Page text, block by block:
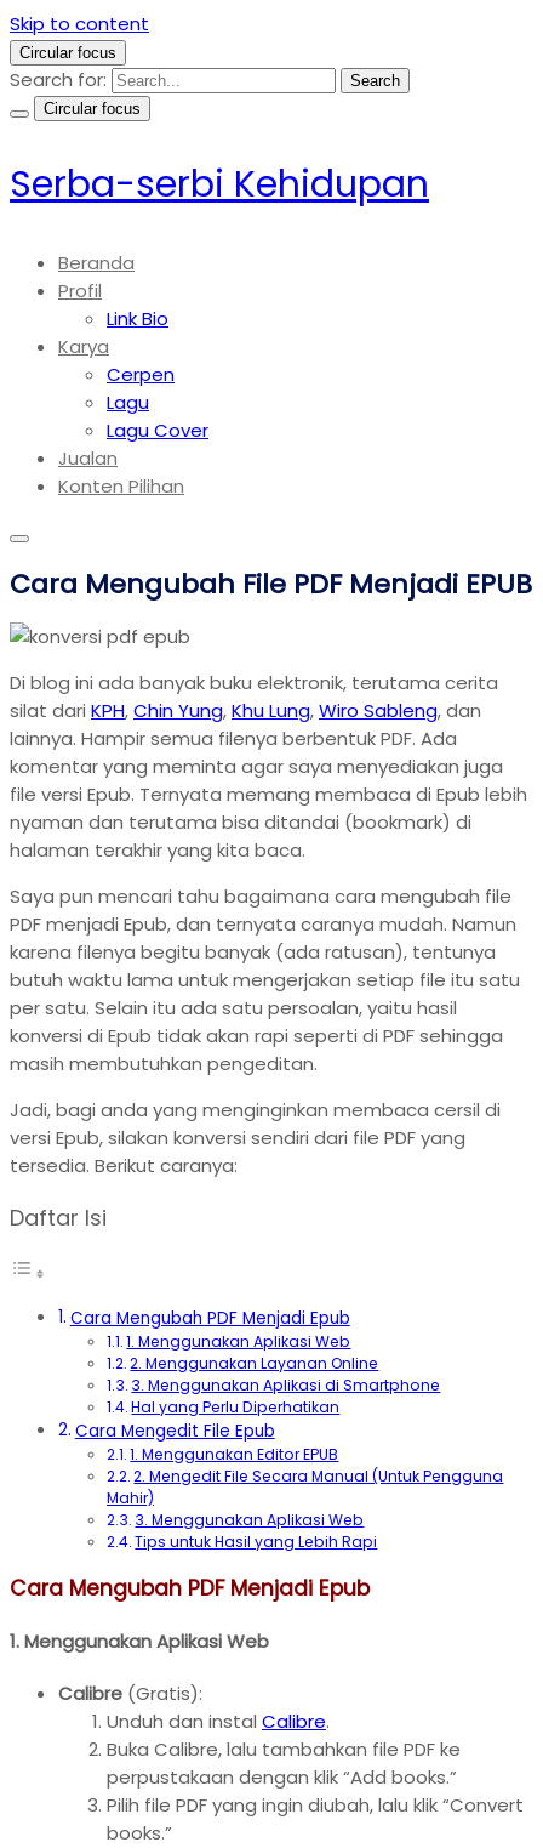
Skip to content
Circular focus
Search for:
Search
Circular focus
Serba-serbi Kehidupan
Beranda
Profil
Link Bio
Karya
Cerpen
Lagu
Lagu Cover
Jualan
Konten Pilihan
Cara Mengubah File PDF Menjadi EPUB
Di blog ini ada banyak buku elektronik, terutama cerita
silat dari KPH,Chin Yung,Khu Lung,Wiro Sableng, dan
lainnya. Hampir semua filenya berbentuk PDF. Ada
komentar yang meminta agar saya menyediakan juga
file versi Epub. Ternyata memang membaca di Epub lebih
nyaman dan terutama bisa ditandai (bookmark) di
halaman terakhir yang kita baca.
Saya pun mencari tahu bagaimana cara mengubah file
PDF menjadi Epub, dan ternyata caranya mudah. Namun
karena filenya begitu banyak (ada ratusan), tentunya
butuh waktu lama untuk mengerjakan setiap file itu satu
per satu. Selain itu ada satu persoalan, yaitu hasil
konversi di Epub tidak akan rapi seperti di PDF sehingga
masih membutuhkan pengeditan.
Jadi, bagi anda yang menginginkan membaca cersil di
versi Epub, silakan konversi sendiri dari file PDF yang
tersedia. Berikut caranya:
Daftar Isi
Cara Mengubah PDF Menjadi Epub
1. Menggunakan Aplikasi Web
2. Menggunakan Layanan Online
3. Menggunakan Aplikasi di Smartphone
Hal yang Perlu Diperhatikan
Cara Mengedit File Epub
1. Menggunakan Editor EPUB
2. Mengedit File Secara Manual (Untuk Pengguna
Mahir)
3. Menggunakan Aplikasi Web
Tips untuk Hasil yang Lebih Rapi
Cara Mengubah PDF Menjadi Epub
1. Menggunakan Aplikasi Web
Calibre (Gratis):
Unduh dan instal Calibre.
Buka Calibre, lalu tambahkan file PDF ke
perpustakaan dengan klik “Add books.”
Pilih file PDF yang ingin diubah, lalu klik “Convert
books.”